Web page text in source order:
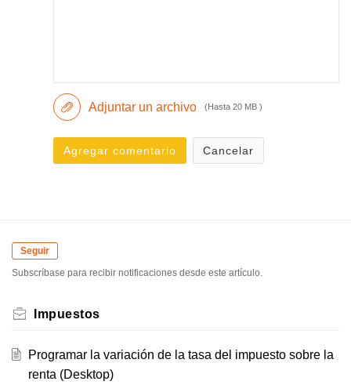
Adjuntar un archivo (Hasta 20 MB )
Agregar comentario Cancelar
Seguir
Subscríbase para recibir notificaciones desde este artículo.
Impuestos
Programar la variación de la tasa del impuesto sobre la
renta (Desktop)